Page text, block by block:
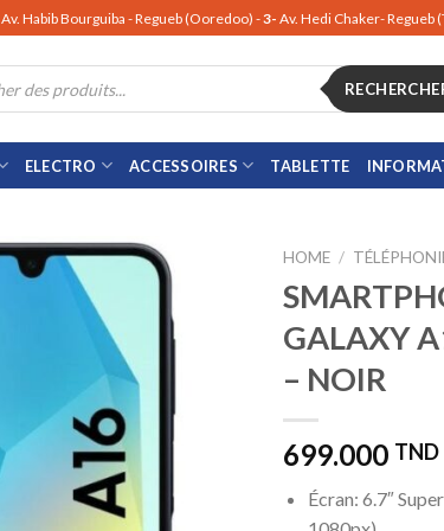
Av. Habib Bourguiba - Regueb (Ooredoo) -3- Av. Hedi Chaker- Regueb
ELECTRO ACCESSOIRES TABLETTE
HOME /
GALAXY
– NOIR
699.000 TND
Écran: 6.7″